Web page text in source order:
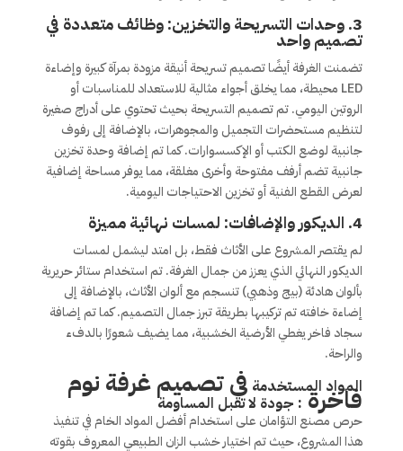
3. وحدات التسريحة والتخزين: وظائف متعددة في
تصميم واحد
تضمنت الغرفة أيضًا تصميم تسريحة أنيقة مزودة بمرآة كبيرة وإضاءة
LED محيطة، مما يخلق أجواء مثالية للاستعداد للمناسبات أو
الروتين اليومي. تم تصميم التسريحة بحيث تحتوي على أدراج صغيرة
لتنظيم مستحضرات التجميل والمجوهرات، بالإضافة إلى رفوف
جانبية لوضع الكتب أو الإكسسوارات. كما تم إضافة وحدة تخزين
جانبية تضم أرفف مفتوحة وأخرى مغلقة، مما يوفر مساحة إضافية
لعرض القطع الفنية أو تخزين الاحتياجات اليومية.
4. الديكور والإضافات: لمسات نهائية مميزة
لم يقتصر المشروع على الأثاث فقط، بل امتد ليشمل لمسات
الديكور النهائي الذي يعزز من جمال الغرفة. تم استخدام ستائر حريرية
بألوان هادئة (بيج وذهبي) تنسجم مع ألوان الأثاث، بالإضافة إلى
إضاءة خافته تم تركيبها بطريقة تبرز جمال التصميم. كما تم إضافة
سجاد فاخر يغطي الأرضية الخشبية، مما يضيف شعورًا بالدفء
والراحة.
المواد المستخدمة فى تصميم غرفة نوم فاخرة: جودة لا تقبل المساومة
حرص مصنع التؤامان على استخدام أفضل المواد الخام في تنفيذ
هذا المشروع، حيث تم اختيار خشب الزان الطبيعي المعروف بقوته